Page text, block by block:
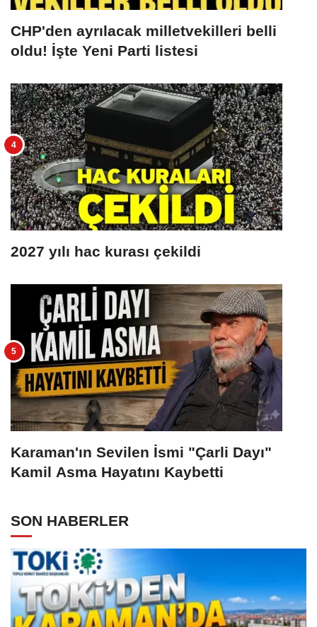
CHP'den ayrılacak milletvekilleri belli
oldu! İşte Yeni Parti listesi
2027 yılı hac kurası çekildi
Karaman'ın Sevilen İsmi "Çarli Dayı"
Kamil Asma Hayatını Kaybetti
SON HABERLER